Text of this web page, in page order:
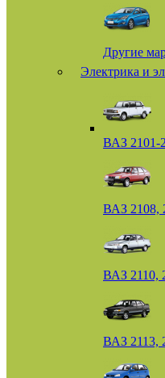
Другие
Электрика и
ВАЗ 2101-
ВАЗ 2108,
ВАЗ 2110,
ВАЗ 2113,